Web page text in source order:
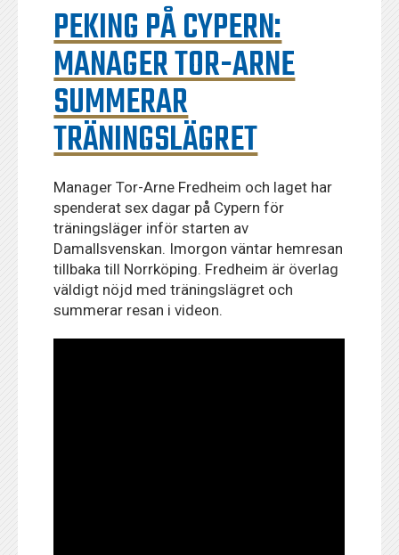
PEKING PÅ CYPERN:
MANAGER TOR-ARNE
SUMMERAR
TRÄNINGSLÄGRET
Manager Tor-Arne Fredheim och laget har
spenderat sex dagar på Cypern för
träningsläger inför starten av
Damallsvenskan. Imorgon väntar hemresan
tillbaka till Norrköping. Fredheim är överlag
väldigt nöjd med träningslägret och
summerar resan i videon.